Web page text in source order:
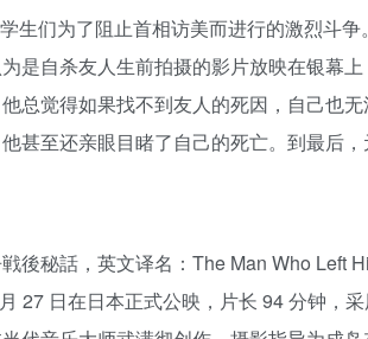
们为了阻止首相访美而进行的激烈斗
是自杀友人生前拍摄的影片放映在银幕
总觉得如果找不到友人的死因，自己也
甚至还亲眼目睹了自己的死亡。到最后
後秘話，英文译名：The Man Who Left
27 日在日本正式公映，片长 94 分钟，